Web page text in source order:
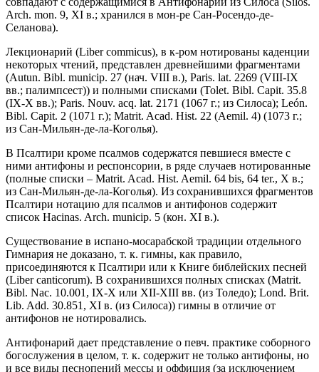
Arch. mon. 9, XI в.; хранился в мон-ре Сан-Росендо-де-
Селанова).
Лекционарий (Liber commicus), в к-ром нотированы каденции
некоторых чтений, представлен древнейшими фрагментами
(Autun. Bibl. municip. 27 (нач. VIII в.), Paris. lat. 2269 (VIII-IX
вв.; палимпсест)) и полными списками (Tolet. Bibl. Capit. 35.8
(IX-X вв.); Paris. Nouv. acq. lat. 2171 (1067 г.; из Силоса); León.
Bibl. Capit. 2 (1071 г.); Matrit. Acad. Hist. 22 (Aemil. 4) (1073 г.;
из Сан-Мильян-де-ла-Коголья).
В Псалтири кроме псалмов содержатся певшиеся вместе с
ними антифоны и респонсории, в ряде случаев нотированные
(полные списки – Matrit. Acad. Hist. Aemil. 64 bis, 64 ter., X в.;
из Сан-Мильян-де-ла-Коголья). Из сохранившихся фрагментов
Псалтири нотацию для псалмов и антифонов содержит
список Hacinas. Arch. municip. 5 (кон. XI в.).
Существование в испано-мосарабской традиции отдельного
Гимнария не доказано, т. к. гимны, как правило,
присоединяются к Псалтири или к Книге библейских песней
(Liber canticorum). В сохранившихся полных списках (Matrit.
Bibl. Nac. 10.001, IX-X или XII-XIII вв. (из Толедо); Lond. Brit.
Lib. Add. 30.851, XI в. (из Силоса)) гимны в отличие от
антифонов не нотировались.
Антифонарий дает представление о певч. практике соборного
богослужения в целом, т. к. содержит не только антифоны, но
и все виды песнопений мессы и оффиция (за исключением